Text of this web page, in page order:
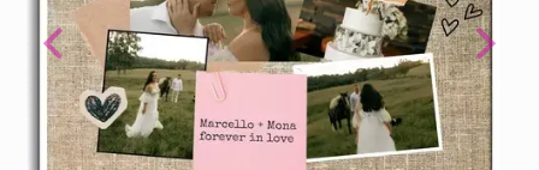
Previous Next